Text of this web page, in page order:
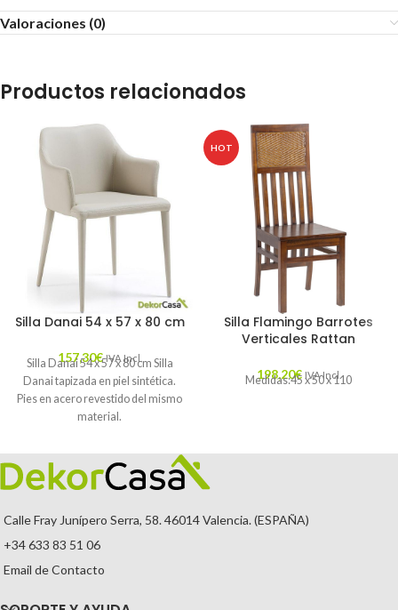
Valoraciones (0)
Productos relacionados
Silla Danai 54 x 57 x 80 cm
157,30€ IVA Incl.
Silla Danai 54 x 57 x 80 cm Silla
Danai tapizada en piel sintética.
Pies en acero revestido del mismo
material.
HOT
Silla Flamingo Barrotes
Verticales Rattan
198,20€ IVA Incl.
Medidas:45 x 50 x 110
Calle Fray Junípero Serra, 58. 46014 Valencia. (ESPAÑA)
+34 633 83 51 06
Email de Contacto